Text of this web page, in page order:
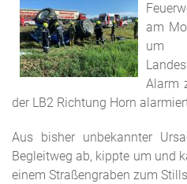
am
um
Alarm
der LB2 Richtung Horn
Aus bisher unbekannter
Begleitweg ab, kippte um und
einem Straßengraben zum